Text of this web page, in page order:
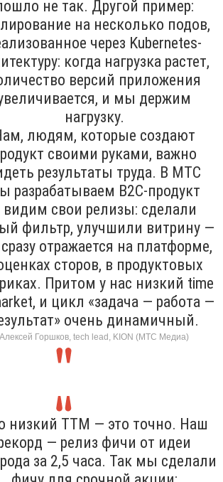
не так. Другой пример:
на несколько подов,
через Kubernetes-
когда нагрузка растет,
версий приложения
и мы держим
нагрузку.
людям, которые создают
своими руками, важно
результаты труда. В МТС
разрабатываем B2C-продукт
видим свои релизы: сделали
фильтр, улучшили витрину —
отражается на платформе,
сторов, в продуктовых
Притом у нас низкий time
и цикл «задача — работа —
очень динамичный.
Алексей Горшков, tech lead, KION (МТС Медиа)
низкий TTM — это точно. Наш
— релиз фичи от идеи
за 2,5 часа. Так мы сделали